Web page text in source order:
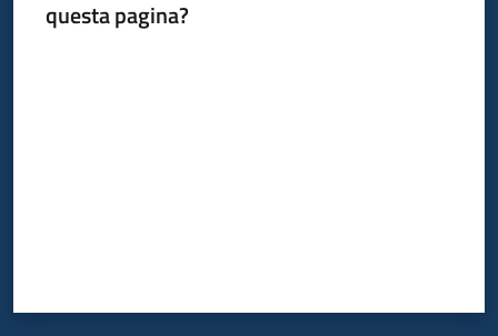
questa pagina?